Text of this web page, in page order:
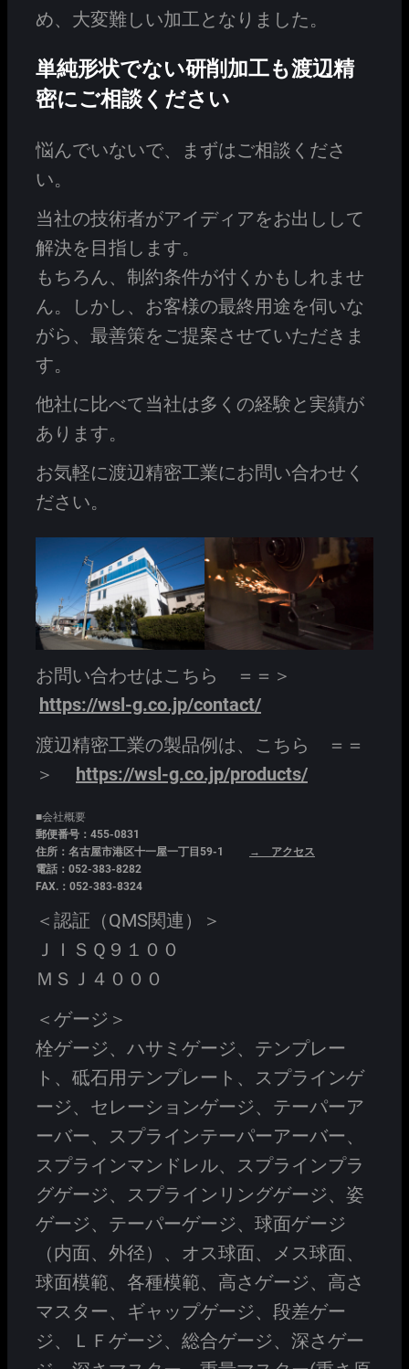
め、大変難しい加工となりました。
単純形状でない研削加工も渡辺精
密にご相談ください
悩んでいないで、まずはご相談くださ
い。
当社の技術者がアイディアをお出しして
解決を目指します。
もちろん、制約条件が付くかもしれませ
ん。しかし、お客様の最終用途を伺いな
がら、最善策をご提案させていただきま
す。
他社に比べて当社は多くの経験と実績が
あります。
お気軽に渡辺精密工業にお問い合わせく
ださい。
お問い合わせはこちら ＝＝＞
https://wsl-g.co.jp/contact/
渡辺精密工業の製品例は、こちら ＝＝
＞
https://wsl-g.co.jp/products/
■会社概要
郵便番号：455-0831
住所：名古屋市港区十一屋一丁目59-1
→ アクセス
電話：052-383-8282
FAX.：052-383-8324
＜認証（QMS関連）＞
ＪＩＳＱ９１００
ＭＳＪ４０００
＜ゲージ＞
栓ゲージ、ハサミゲージ、テンプレー
ト、砥石用テンプレート、スプラインゲ
ージ、セレーションゲージ、テーパーア
ーバー、スプラインテーパーアーバー、
スプラインマンドレル、スプラインプラ
グゲージ、スプラインリングゲージ、姿
ゲージ、テーパーゲージ、球面ゲージ
（内面、外径）、オス球面、メス球面、
球面模範、各種模範、高さゲージ、高さ
マスター、ギャップゲージ、段差ゲー
ジ、ＬＦゲージ、総合ゲージ、深さゲー